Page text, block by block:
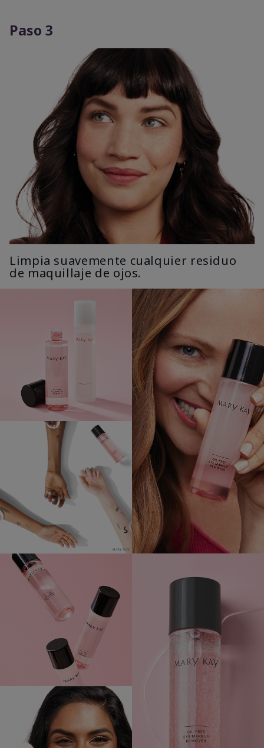
Paso 3
Limpia suavemente cualquier residuo
de maquillaje de ojos.